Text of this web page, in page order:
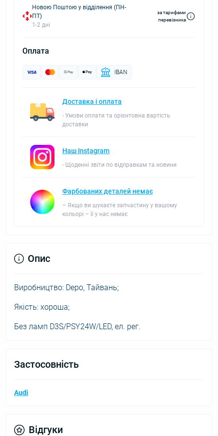
Новою Поштою у відділення (ПН-
ПТ)
1-2 дні
за тарифами
перевізника
Оплата
IBAN
Доставка і оплата
- Умови оплати та орієнтовна вартість
доставки
Наш Instagram
- Щоденні звіти по відправкам та новини
Фарбованих деталей немає
– Якщо ви шукаєте запчастину у вашому
кольорі – її у нас немає
Опис
Виробництво: Depo, Тайвань;
Якість: хороша;
Без ламп D3S/PSY24W/LED, ел. рег.
Застосовність
Audi
Відгуки